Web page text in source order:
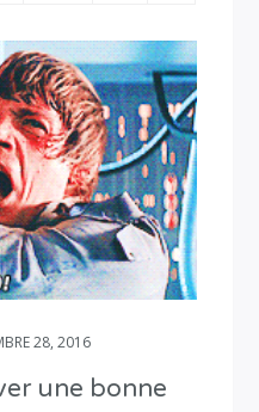
28, 2016
une bonne